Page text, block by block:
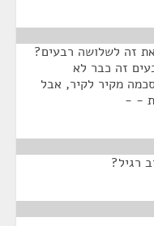
זה לשלושה רבעים?
שלושה רבעים זה כבר לא
מקיר לקיר, אבל
- -
רגיל?